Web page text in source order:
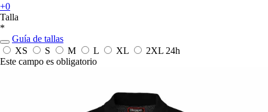
+0
Talla
*
Guía de tallas
XS
S M L XL 2XL 24h
Este campo es obligatorio